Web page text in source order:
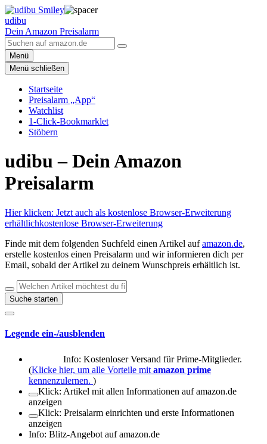
udibu
Dein Amazon Preisalarm
Menü
Menü schließen
Startseite
Preisalarm „App“
Watchlist
1-Click-Bookmarklet
Stöbern
udibu – Dein Amazon
Preisalarm
Hier klicken: Jetzt auch als kostenlose Browser-Erweiterung
erhältlichkostenlose Browser-Erweiterung
Finde mit dem folgenden Suchfeld einen Artikel aufamazon.de,
erstelle kostenlos einen Preisalarm und wir informieren dich per
Email, sobald der Artikel zu deinem Wunschpreis erhältlich ist.
Suche starten
Legende ein-/ausblenden
Info: Kostenloser Versand für Prime-Mitglieder.
(Klicke hier, um alle Vorteile mitamazon prime
kennenzulernen. )
Klick: Artikel mit allen Informationen auf amazon.de
anzeigen
Klick: Preisalarm einrichten und erste Informationen
anzeigen
Info: Blitz-Angebot auf amazon.de